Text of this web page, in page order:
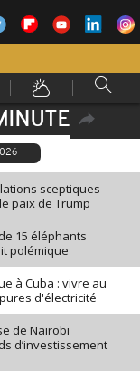
sceptiques
paix de Trump
15 éléphants
polémique
à Cuba : vivre au
d'électricité
de Nairobi
d’investissement